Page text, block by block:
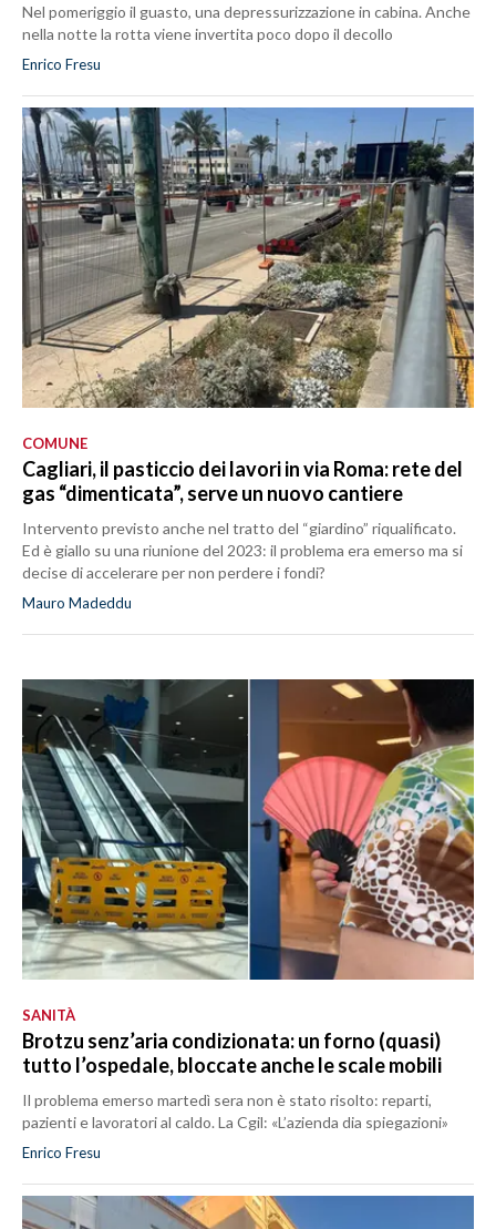
Nel pomeriggio il guasto, una depressurizzazione in cabina. Anche
nella notte la rotta viene invertita poco dopo il decollo
Enrico Fresu
COMUNE
Cagliari, il pasticcio dei lavori in via Roma: rete del
gas “dimenticata”, serve un nuovo cantiere
Intervento previsto anche nel tratto del “giardino” riqualificato.
Ed è giallo su una riunione del 2023: il problema era emerso ma si
decise di accelerare per non perdere i fondi?
Mauro Madeddu
SANITÀ
Brotzu senz’aria condizionata: un forno (quasi)
tutto l’ospedale, bloccate anche le scale mobili
Il problema emerso martedì sera non è stato risolto: reparti,
pazienti e lavoratori al caldo. La Cgil: «L’azienda dia spiegazioni»
Enrico Fresu